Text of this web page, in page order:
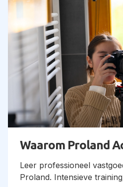
Waarom Proland
Leer professioneel
Proland. Intensieve